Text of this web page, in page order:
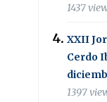
1437
XXII
Cerdo
1397